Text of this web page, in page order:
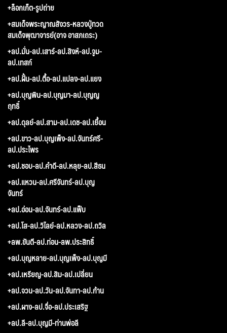
+ล็อกเก็ต-รูปถ่าย
+สมเด็จพระญาณสังวร-หลวงปู่ทวด
สมเด็จพุฒาจารย์(อาจ อาสภเถระ)
+ลป.มั่น-ลป.เสาร์-ลป.สิงห์-ลป.จูม-
ลป.เทสก์
+ลป.ฝั้น-ลป.ตื้อ-ลป.แปลง-ลป.แยง
+ลป.บุญพิน-ลป.บุญมา-ลป.บุญญ
ฤทธิ์
+ลป.ดุลย์-ลป.สาม-ลป.เดช-ลป.เยื้อน
+ลป.ขาว-ลป.บุญเพ็ง-ลป.จันทร์ศรี-
ลป.ประไพร
+ลป.ชอบ-ลป.คำดี-ลป.หลุย-ลป.สีธน
+ลป.แหวน-ลป.ศรีจันทร์-ลป.บุญ
จันทร์
+ลป.อ่อน-ลป.จันทร์-ลป.แฟ็บ
+ลป.โส-ลป.วิไลย์-ลป.หลวง-ลป.ถวิล
+ลพ.ขันตี-ลป.ท่อน-ลพ.ประสิทธิ์
+ลป.บุญหลาย-ลป.บุญเพ็ง-ลป.บุญมี
+ลป.เหรียญ-ลป.สิม-ลป.เปลี่ยน
+ลป.จวน-ลป.วัน-ลป.จันทา-ลป.ก้าน
+ลป.ผาง-ลป.จื่อ-ลป.ประเสริฐ
+ลป.ลี-ลป.บุญมี-ท่านพ่อลี